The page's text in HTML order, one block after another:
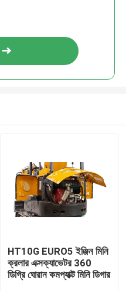
HT10G EURO5 ইঞ্জিন মিনি
ক্রলার এক্সক্যাভেটর 360
ডিগ্রি ঘোরান কমপ্যাক্ট মিনি ডিগার